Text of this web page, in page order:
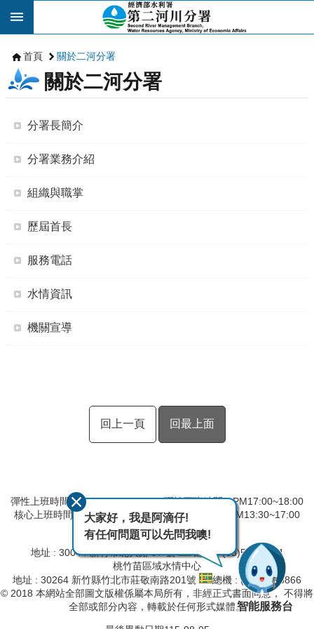
跳到主要內容區塊
首頁 關於二河分署
關於二河分署
分署長簡介
分署業務介紹
組織與職掌
歷屆首長
服務電話
水情資訊
機關宣導
回上一頁 回最上面
彈性上班時間：AM8:00~09:00 彈性下班時間：PM17:00~18:00
核心上班時間：星期一 ~ 星期五 AM09:00~12:30 PM13:30~17:00
第二河川分署
地址 : 30044 新竹市北大路 97 號
總機 : (03)532-2334
桃竹苗區域水情中心
地址 : 30264 新竹縣竹北市莊敬南路201號
總機 : (03)657-8866
© 2018 本網站全部圖文版權係屬本局所有，非經正式書面同意， 不得將
全部或部分內容，轉載於任何形式媒體。
大家好，我是阿滴仔!
有任何問題可以先問我噢!
智能服務台